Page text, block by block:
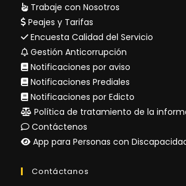
Trabaje con Nosotros
Peajes y Tarifas
Encuesta Calidad del Servicio
Gestión Anticorrupción
Notificaciones por aviso
Notificaciones Prediales
Notificaciones por Edicto
Política de tratamiento de la
Contáctenos
App para Personas con
Contáctanos